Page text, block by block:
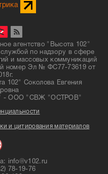
агентство "Высота 102"
по надзору в сфере
и массовых коммуникаций
номер Эл № ФС77-73619 от
102" Соколова Евгения
- ООО "СВЖ "ОСТРОВ"
и цитирования материалов
info@v102.ru
78-19-76